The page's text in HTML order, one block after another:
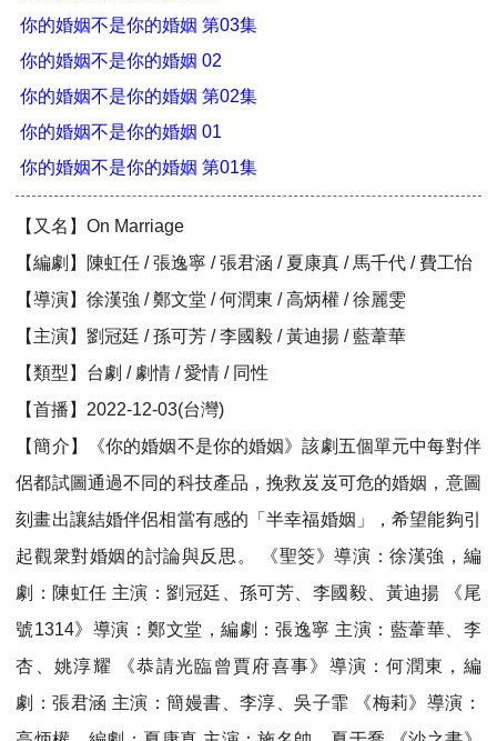
你的婚姻不是你的婚姻 第03集
你的婚姻不是你的婚姻 02
你的婚姻不是你的婚姻 第02集
你的婚姻不是你的婚姻 01
你的婚姻不是你的婚姻 第01集
【又名】On Marriage
【編劇】陳虹任 / 張逸寧 / 張君涵 / 夏康真 / 馬千代 / 費工怡
【導演】徐漢強 / 鄭文堂 / 何潤東 / 高炳權 / 徐麗雯
【主演】劉冠廷 / 孫可芳 / 李國毅 / 黃迪揚 / 藍葦華
【類型】台劇 / 劇情 / 愛情 / 同性
【首播】2022-12-03(台灣)
【簡介】《你的婚姻不是你的婚姻》該劇五個單元中每對伴
侶都試圖通過不同的科技產品，挽救岌岌可危的婚姻，意圖
刻畫出讓結婚伴侶相當有感的「半幸福婚姻」，希望能夠引
起觀衆對婚姻的討論與反思。 《聖筊》導演：徐漢強，編
劇：陳虹任 主演：劉冠廷、孫可芳、李國毅、黃迪揚 《尾
號1314》導演：鄭文堂，編劇：張逸寧 主演：藍葦華、李
杏、姚淳耀 《恭請光臨曾賈府喜事》導演：何潤東，編
劇：張君涵 主演：簡嫚書、李淳、吳子霏 《梅莉》導演：